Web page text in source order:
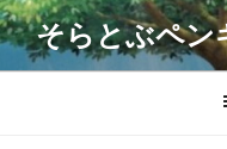
コ
ン
テ
そらとぶペン